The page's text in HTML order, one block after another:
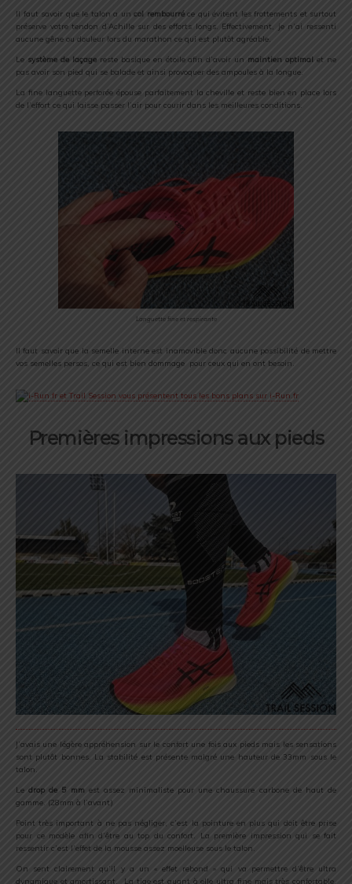
Il faut savoir que le talon a un col rembourréce qui évitent les frottements et surtout
préserve votre tendon d’Achille sur des efforts longs. Effectivement, je n’ai ressenti
aucune gêne ou douleur lors du marathon ce qui est plutôt agréable.
Le système de laçagereste basique en étoile afin d’avoir un maintien optimal et ne
pas avoir son pied qui se balade et ainsi provoquer des ampoules à la longue.
La fine languette perforée épouse parfaitement la cheville et reste bien en place lors
de l’effort ce qui laisse passer l’air pour courir dans les meilleures conditions.
Languette fine et respirante
Il faut savoir que la semelle interne est inamovible donc aucune possibilité de mettre
vos semelles persos, ce qui est bien dommage pour ceux qui en ont besoin.
Premières impressions aux pieds
J’avais une légère appréhension sur le confort une fois aux pieds mais les sensations
sont plutôt bonnes. La stabilité est présente malgré une hauteur de 33mm sous le
talon.
Ledrop de 5 mmest assez minimaliste pour une chaussure carbone de haut de
gamme. (28mm à l’avant)
Point très important à ne pas négliger, c’est la pointure en plus qui doit être prise
pour ce modèle afin d’être au top du confort. La première impression qui se fait
ressentir c’est l’effet de la mousse assez moelleuse sous le talon.
On sent clairement qu’il y a un « effet rebond » qui va permettre d’être ultra
dynamique et amortissant. La tige est quant à elle ultra fine mais très confortable.